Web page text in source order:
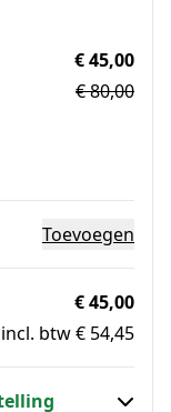
€ 45,00
€ 80,00
Toevoegen
€ 45,00
btw € 54,45